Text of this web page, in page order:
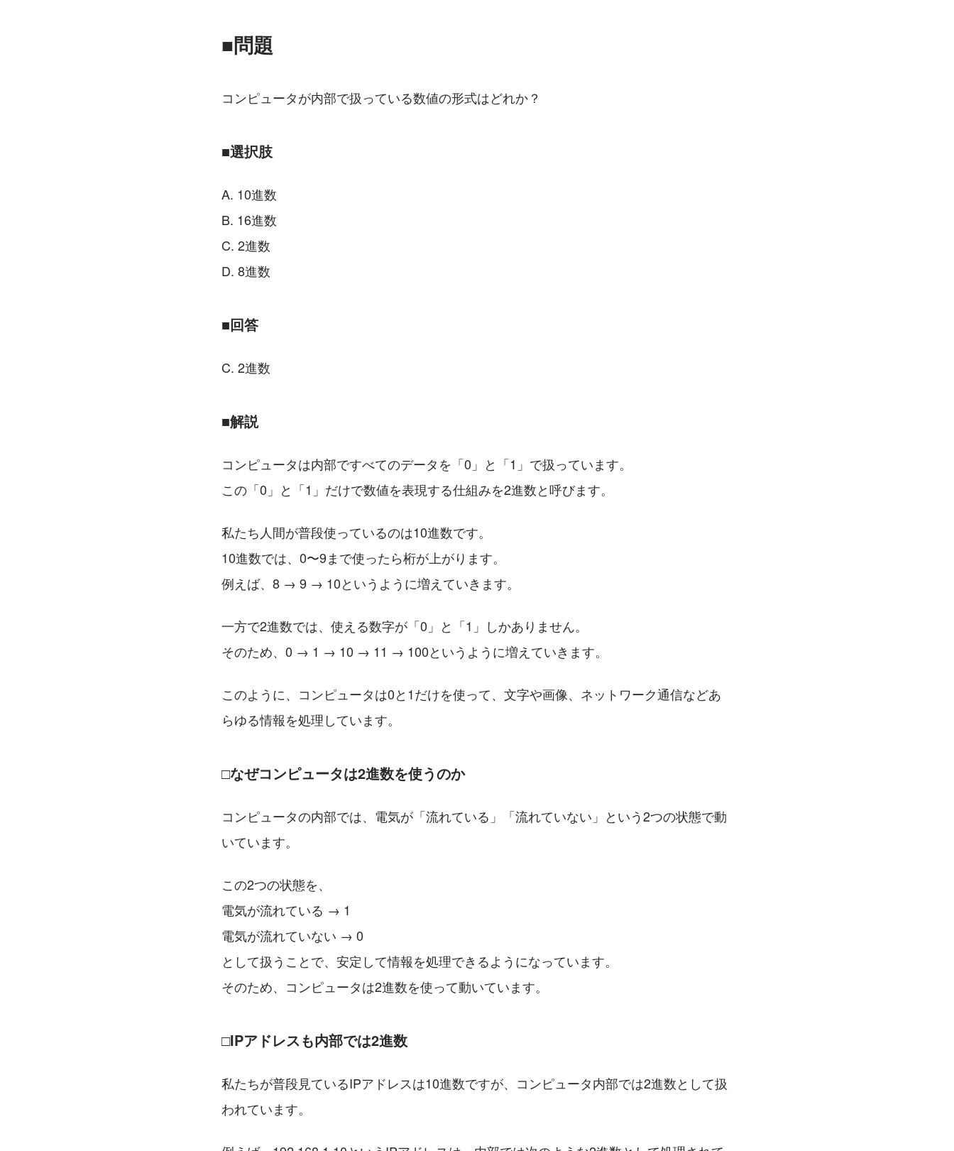
■問題
コンピュータが内部で扱っている数値の形式はどれか？
■選択肢
A. 10進数
B. 16進数
C. 2進数
D. 8進数
■回答
C. 2進数
■解説
コンピュータは内部ですべてのデータを「0」と「1」で扱っています。
この「0」と「1」だけで数値を表現する仕組みを2進数と呼びます。
私たち人間が普段使っているのは10進数です。
10進数では、0〜9まで使ったら桁が上がります。
例えば、8 → 9 → 10というように増えていきます。
一方で2進数では、使える数字が「0」と「1」しかありません。
そのため、0 → 1 → 10 → 11 → 100というように増えていきます。
このように、コンピュータは0と1だけを使って、文字や画像、ネットワーク通信などあ
らゆる情報を処理しています。
□なぜコンピュータは2進数を使うのか
コンピュータの内部では、電気が「流れている」「流れていない」という2つの状態で動
いています。
この2つの状態を、
電気が流れている → 1
電気が流れていない → 0
として扱うことで、安定して情報を処理できるようになっています。
そのため、コンピュータは2進数を使って動いています。
□IPアドレスも内部では2進数
私たちが普段見ているIPアドレスは10進数ですが、コンピュータ内部では2進数として扱
われています。